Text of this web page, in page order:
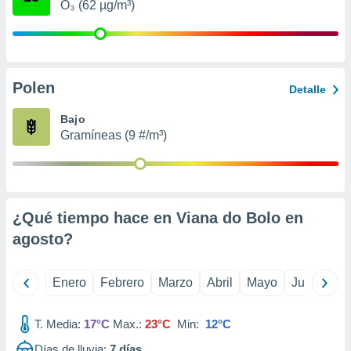
su
en
en
de
un
datos
O₃ (62 µg/m³)
Polen Detalle
Bajo
Gramíneas (9 #/m³)
¿Qué tiempo hace en Viana do Bolo en
agosto?
Enero Febrero Marzo Abril Mayo Junio
T. Media: 17°C Max.: 23°C Min: 12°C